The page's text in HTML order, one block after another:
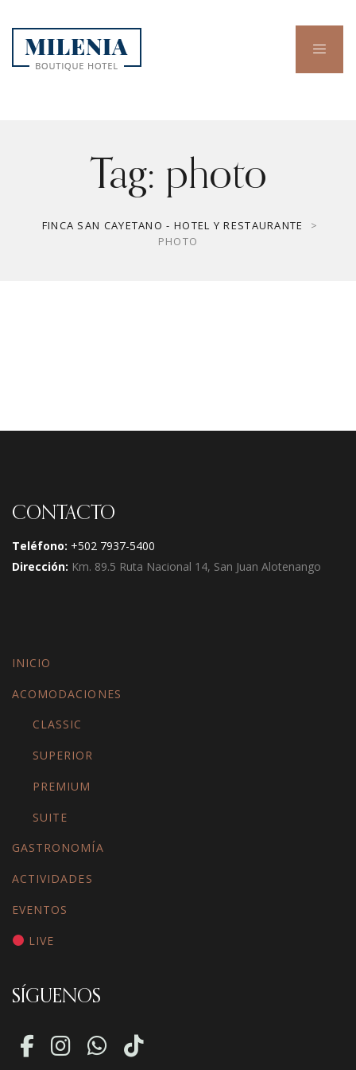
Tag: photo
FINCA SAN CAYETANO - HOTEL Y RESTAURANTE
>
PHOTO
CONTACTO
Teléfono: +502 7937-5400
Dirección: Km. 89.5 Ruta Nacional 14, San Juan Alotenango
INICIO
ACOMODACIONES
CLASSIC
SUPERIOR
PREMIUM
SUITE
GASTRONOMÍA
ACTIVIDADES
EVENTOS
LIVE
SÍGUENOS